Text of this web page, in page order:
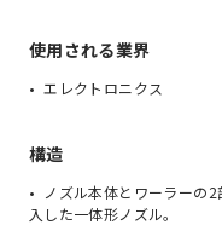
使用される業界
エレクトロニクス
構造
ノズル本体とワーラーの
入した一体形ノズル。